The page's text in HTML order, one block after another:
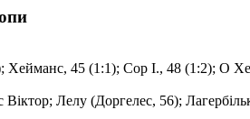
Хейманс, 45 (1:1); Сор І., 48 (1:2); О
Віктор; Лелу (Доргелес, 56);